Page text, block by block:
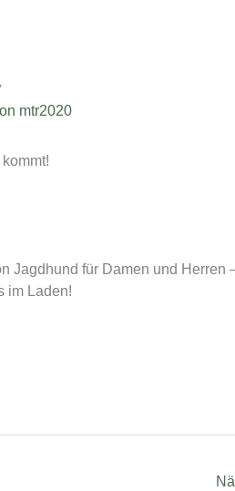
kommt!
mtr2020
Jagdhund für Damen und Herren
im Laden!